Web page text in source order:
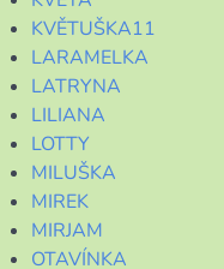
KVĚTUŠKA11
LARAMELKA
LATRYNA
LILIANA
LOTTY
MILUŠKA
MIREK
MIRJAM
OTAVÍNKA